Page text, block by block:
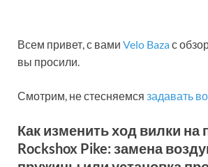
Всем привет, с вами Velo Bazaс
вы просили.
Смотрим, не стесняемся задавать
Как изменить ход вилки на
Rockshox Pike: замена